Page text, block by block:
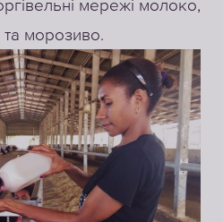
мережі молоко,
та морозиво.